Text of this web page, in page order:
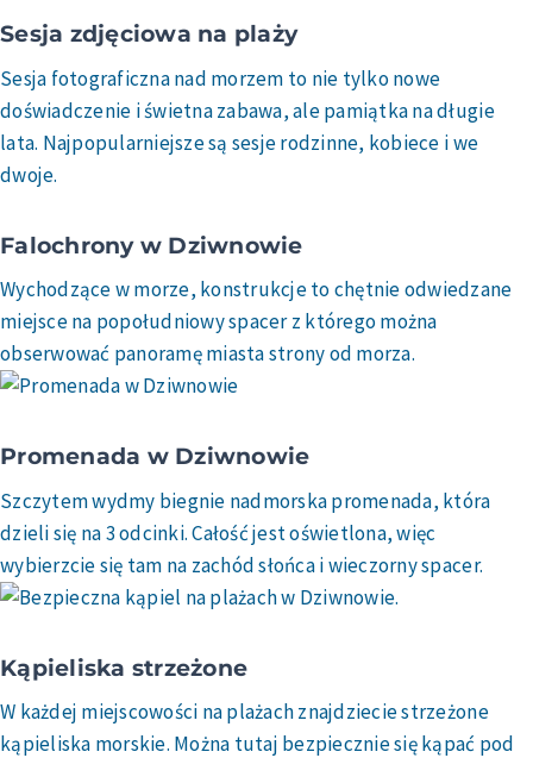
Sesja zdjęciowa na plaży
Sesja fotograficzna nad morzem to nie tylko nowe
doświadczenie i świetna zabawa, ale pamiątka na długie
lata. Najpopularniejsze są sesje rodzinne, kobiece i we
dwoje.
Falochrony w Dziwnowie
Wychodzące w morze, konstrukcje to chętnie odwiedzane
miejsce na popołudniowy spacer z którego można
obserwować panoramę miasta strony od morza.
Promenada w Dziwnowie
Szczytem wydmy biegnie nadmorska promenada, która
dzieli się na 3 odcinki. Całość jest oświetlona, więc
wybierzcie się tam na zachód słońca i wieczorny spacer.
Kąpieliska strzeżone
W każdej miejscowości na plażach znajdziecie strzeżone
kąpieliska morskie. Można tutaj bezpiecznie się kąpać pod